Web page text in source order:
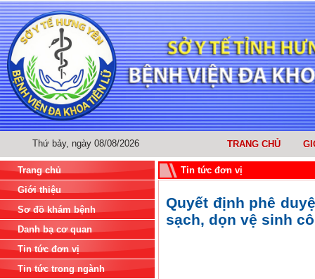
Thứ bảy, ngày 08/08/2026 TRANG CHỦ
Trang chủ
Giới thiệu
Sơ đồ khám bệnh
Danh bạ cơ quan
Tin tức đơn vị
Tin tức trong ngành
Tin tức đơn vị
Quyết định phê
sạch, dọn vệ sinh